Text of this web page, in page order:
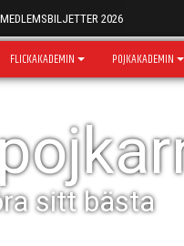
MEDLEMSBILJETTER 2026
FLICKAKADEMIN POJKAKADEMIN
sitt bästa